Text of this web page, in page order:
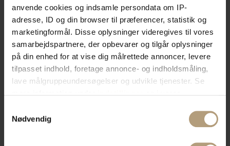
anvende cookies og indsamle persondata om IP-
adresse, ID og din browser til præferencer, statistik og
marketingformål. Disse oplysninger videregives til vores
samarbejdspartnere, der opbevarer og tilgår oplysninger
på din enhed for at vise dig målrettede annoncer, levere
tilpasset indhold, foretage annonce- og indholdsmåling,
lave målgruppeundersøgelser og udvikle tjenester. Se
tilbage eller ændre indstillinger fra vores
"Cookiedeklaration", eller ved at trykke på "Privacy
Nødvendig